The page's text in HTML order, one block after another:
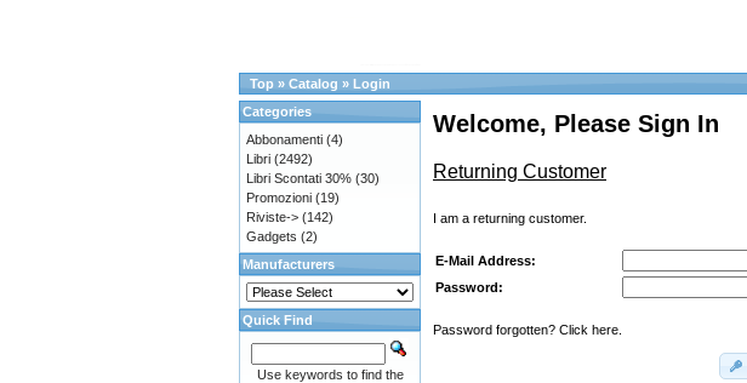
Top » Catalog » Login
Welcome, Please Sign In
Returning Customer
I am a returning customer.
E-Mail Address:
Password:
Password forgotten? Click here.
Categories
Abbonamenti (4)
Libri (2492)
Libri Scontati 30% (30)
Promozioni (19)
Riviste-> (142)
Gadgets (2)
Manufacturers
Quick Find
Use keywords to find the